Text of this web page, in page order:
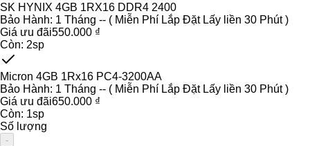
SK HYNIX 4GB 1RX16 DDR4 2400
Bảo Hành: 1 Tháng -- ( Miễn Phí Lắp Đặt Lấy liền 30 Phút )
Giá ưu đãi550.000 ₫
Còn: 2sp
Micron 4GB 1Rx16 PC4-3200AA
Bảo Hành: 1 Tháng -- ( Miễn Phí Lắp Đặt Lấy liền 30 Phút )
Giá ưu đãi650.000 ₫
Còn: 1sp
Số lượng
-